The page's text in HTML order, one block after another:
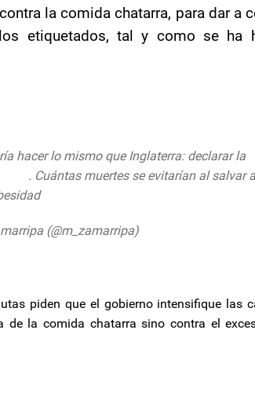
la comida chatarra, para dar a
etiquetados, tal y como se ha
hacer lo mismo que Inglaterra: declarar la
. Cuántas muertes se evitarían al salvar
(@m_zamarripa)
piden que el gobierno intensifique las
de la comida chatarra sino contra el